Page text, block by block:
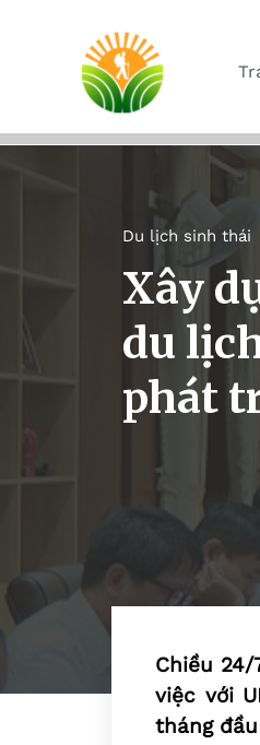
Du lịch sinh thái
Xây
du
phát
Chiều 24/
việc với
tháng